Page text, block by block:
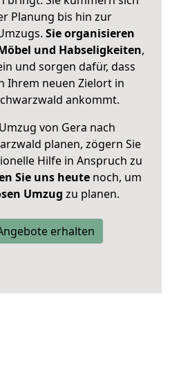
Planung bis hin zur
Sie organisieren
und Habseligkeiten,
und sorgen dafür, dass
Ihrem neuen Zielort in
ankommt.
von Gera nach
planen, zögern Sie
Hilfe in Anspruch zu
Sie uns heutenoch, um
Umzug zu planen.
erhalten